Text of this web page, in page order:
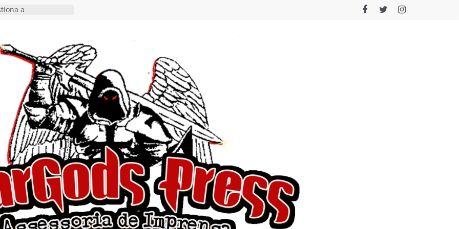
de guitar & bass
“Eclipse”, segundo
e a artificialidade
e videoclipe de
hiato de uma
lançamento do EP
I Begin”
o single “Keep
Alive!” e detalha
novo álbum
detalha a
Rig” definitivo
Hell’s Heroes